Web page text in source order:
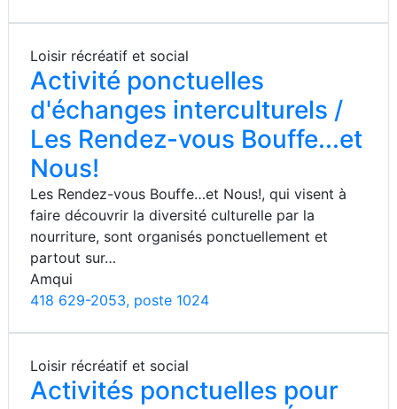
Loisir récréatif et social
Activité ponctuelles
d'échanges interculturels /
Les Rendez-vous Bouffe...et
Nous!
Les Rendez-vous Bouffe…et Nous!, qui visent à
faire découvrir la diversité culturelle par la
nourriture, sont organisés ponctuellement et
partout sur…
Amqui
418 629-2053, poste 1024
Loisir récréatif et social
Activités ponctuelles pour